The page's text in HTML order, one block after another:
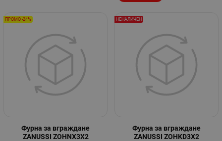
Фурна за вграждане
ZANUSSI ZOHNX3X2
ПРОМО -24%
Фурна за вграждане
ZANUSSI ZOHKD3X2
НЕНАЛИЧЕН